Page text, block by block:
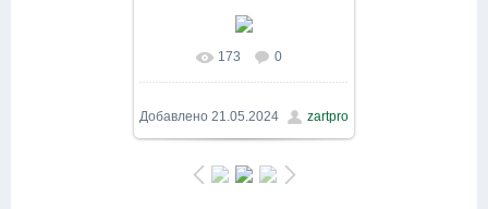
В реальном размере
1600x900 / 270.8Kb
173 0
Добавлено 21.05.2024 zartpro